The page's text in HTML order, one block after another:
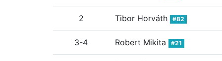
2 Tibor Horváth #82
3-4 Robert Mikita #21